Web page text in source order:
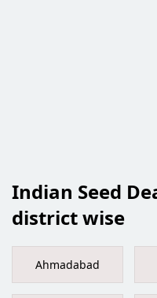
Indian Seed
district wise
Ahmadabad